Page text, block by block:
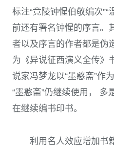
标注“竟陵钟惺伯敬编次”“
前还有署名钟惺的序言。
者以及序言的作者都是伪
为《异说征西演义全传》
说家冯梦龙以“墨憨斋”作
“墨憨斋”仍继续使用， 多
在继续编书印书。
利用名人效应增加书